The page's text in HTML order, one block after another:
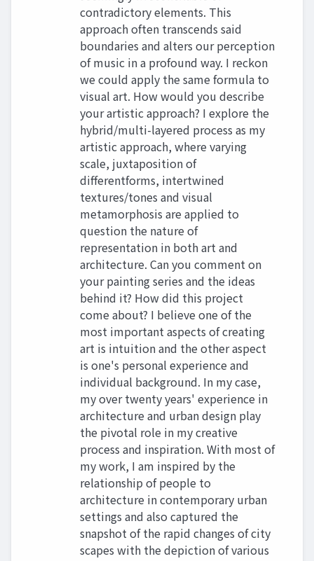
contradictory elements. This
approach often transcends said
boundaries and alters our perception
of music in a profound way. I reckon
we could apply the same formula to
visual art. How would you describe
your artistic approach? I explore the
hybrid/multi-layered process as my
artistic approach, where varying
scale, juxtaposition of
differentforms, intertwined
textures/tones and visual
metamorphosis are applied to
question the nature of
representation in both art and
architecture. Can you comment on
your painting series and the ideas
behind it? How did this project
come about? I believe one of the
most important aspects of creating
art is intuition and the other aspect
is one's personal experience and
individual background. In my case,
my over twenty years' experience in
architecture and urban design play
the pivotal role in my creative
process and inspiration. With most of
my work, I am inspired by the
relationship of people to
architecture in contemporary urban
settings and also captured the
snapshot of the rapid changes of city
scapes with the depiction of various